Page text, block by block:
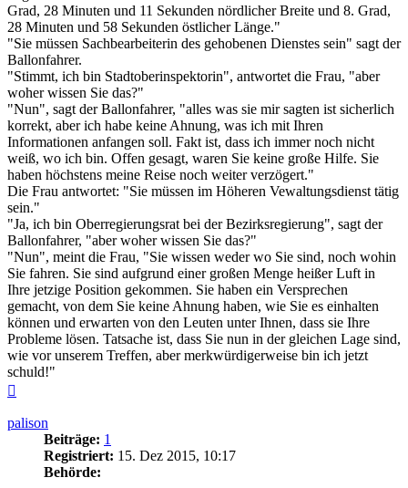
Grad, 28 Minuten und 11 Sekunden nördlicher Breite und 8. Grad,
28 Minuten und 58 Sekunden östlicher Länge."
"Sie müssen Sachbearbeiterin des gehobenen Dienstes sein" sagt der
Ballonfahrer.
"Stimmt, ich bin Stadtoberinspektorin", antwortet die Frau, "aber
woher wissen Sie das?"
"Nun", sagt der Ballonfahrer, "alles was sie mir sagten ist sicherlich
korrekt, aber ich habe keine Ahnung, was ich mit Ihren
Informationen anfangen soll. Fakt ist, dass ich immer noch nicht
weiß, wo ich bin. Offen gesagt, waren Sie keine große Hilfe. Sie
haben höchstens meine Reise noch weiter verzögert."
Die Frau antwortet: "Sie müssen im Höheren Vewaltungsdienst tätig
sein."
"Ja, ich bin Oberregierungsrat bei der Bezirksregierung", sagt der
Ballonfahrer, "aber woher wissen Sie das?"
"Nun", meint die Frau, "Sie wissen weder wo Sie sind, noch wohin
Sie fahren. Sie sind aufgrund einer großen Menge heißer Luft in
Ihre jetzige Position gekommen. Sie haben ein Versprechen
gemacht, von dem Sie keine Ahnung haben, wie Sie es einhalten
können und erwarten von den Leuten unter Ihnen, dass sie Ihre
Probleme lösen. Tatsache ist, dass Sie nun in der gleichen Lage sind,
wie vor unserem Treffen, aber merkwürdigerweise bin ich jetzt
schuld!"
palison
Beiträge: 1
Registriert: 15. Dez 2015, 10:17
Behörde: